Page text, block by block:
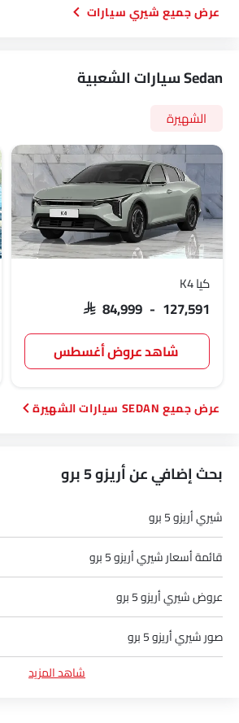
أندرويد أوتو
كابل شحن محمول
عقد تلقائي
فرامل وقوف السيارات الكهربائية
طفاية حريق
حقيبة إسعافات أولية
مفتاح عن بُعد
عجلة احتياطية
الانبعاثات
شيري سيارات
Sedan سيارات الشعبية
الشهيرة
كيا K4
SAR 84,999 - 127,591
شاهد عروض أغسطس
SEDAN سيارات الشهيرة
بحث إضافي عن أريزو 5 برو
شيري أريزو 5 برو
قائمة أسعار شيري أريزو 5 برو
عروض شيري أريزو 5 برو
صور شيري أريزو 5 برو
شاهد المزيد